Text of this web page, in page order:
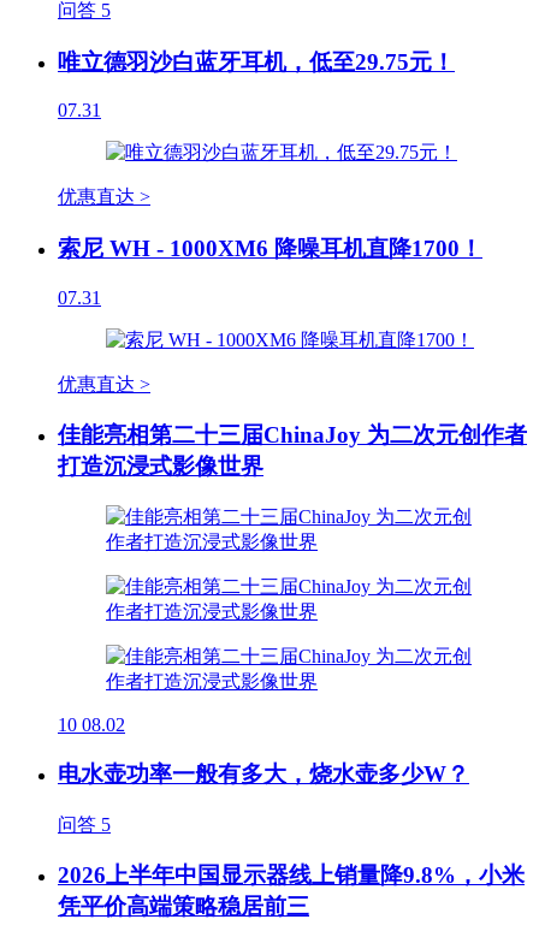
问答 5
唯立德羽沙白蓝牙耳机，低至29.75元！
07.31
优惠直达 >
索尼 WH - 1000XM6 降噪耳机直降1700！
07.31
优惠直达 >
佳能亮相第二十三届ChinaJoy 为二次元创作者
打造沉浸式影像世界
10 08.02
电水壶功率一般有多大，烧水壶多少W？
问答 5
2026上半年中国显示器线上销量降9.8%，小米
凭平价高端策略稳居前三